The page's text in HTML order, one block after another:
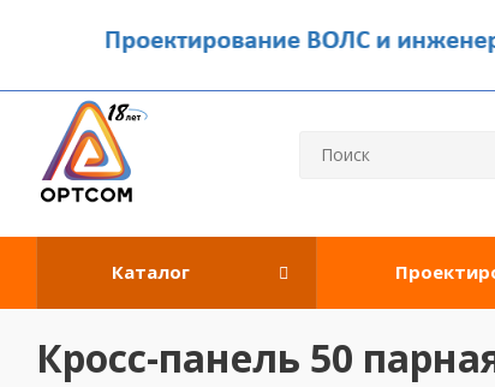
Каталог
Кросс-панель 50